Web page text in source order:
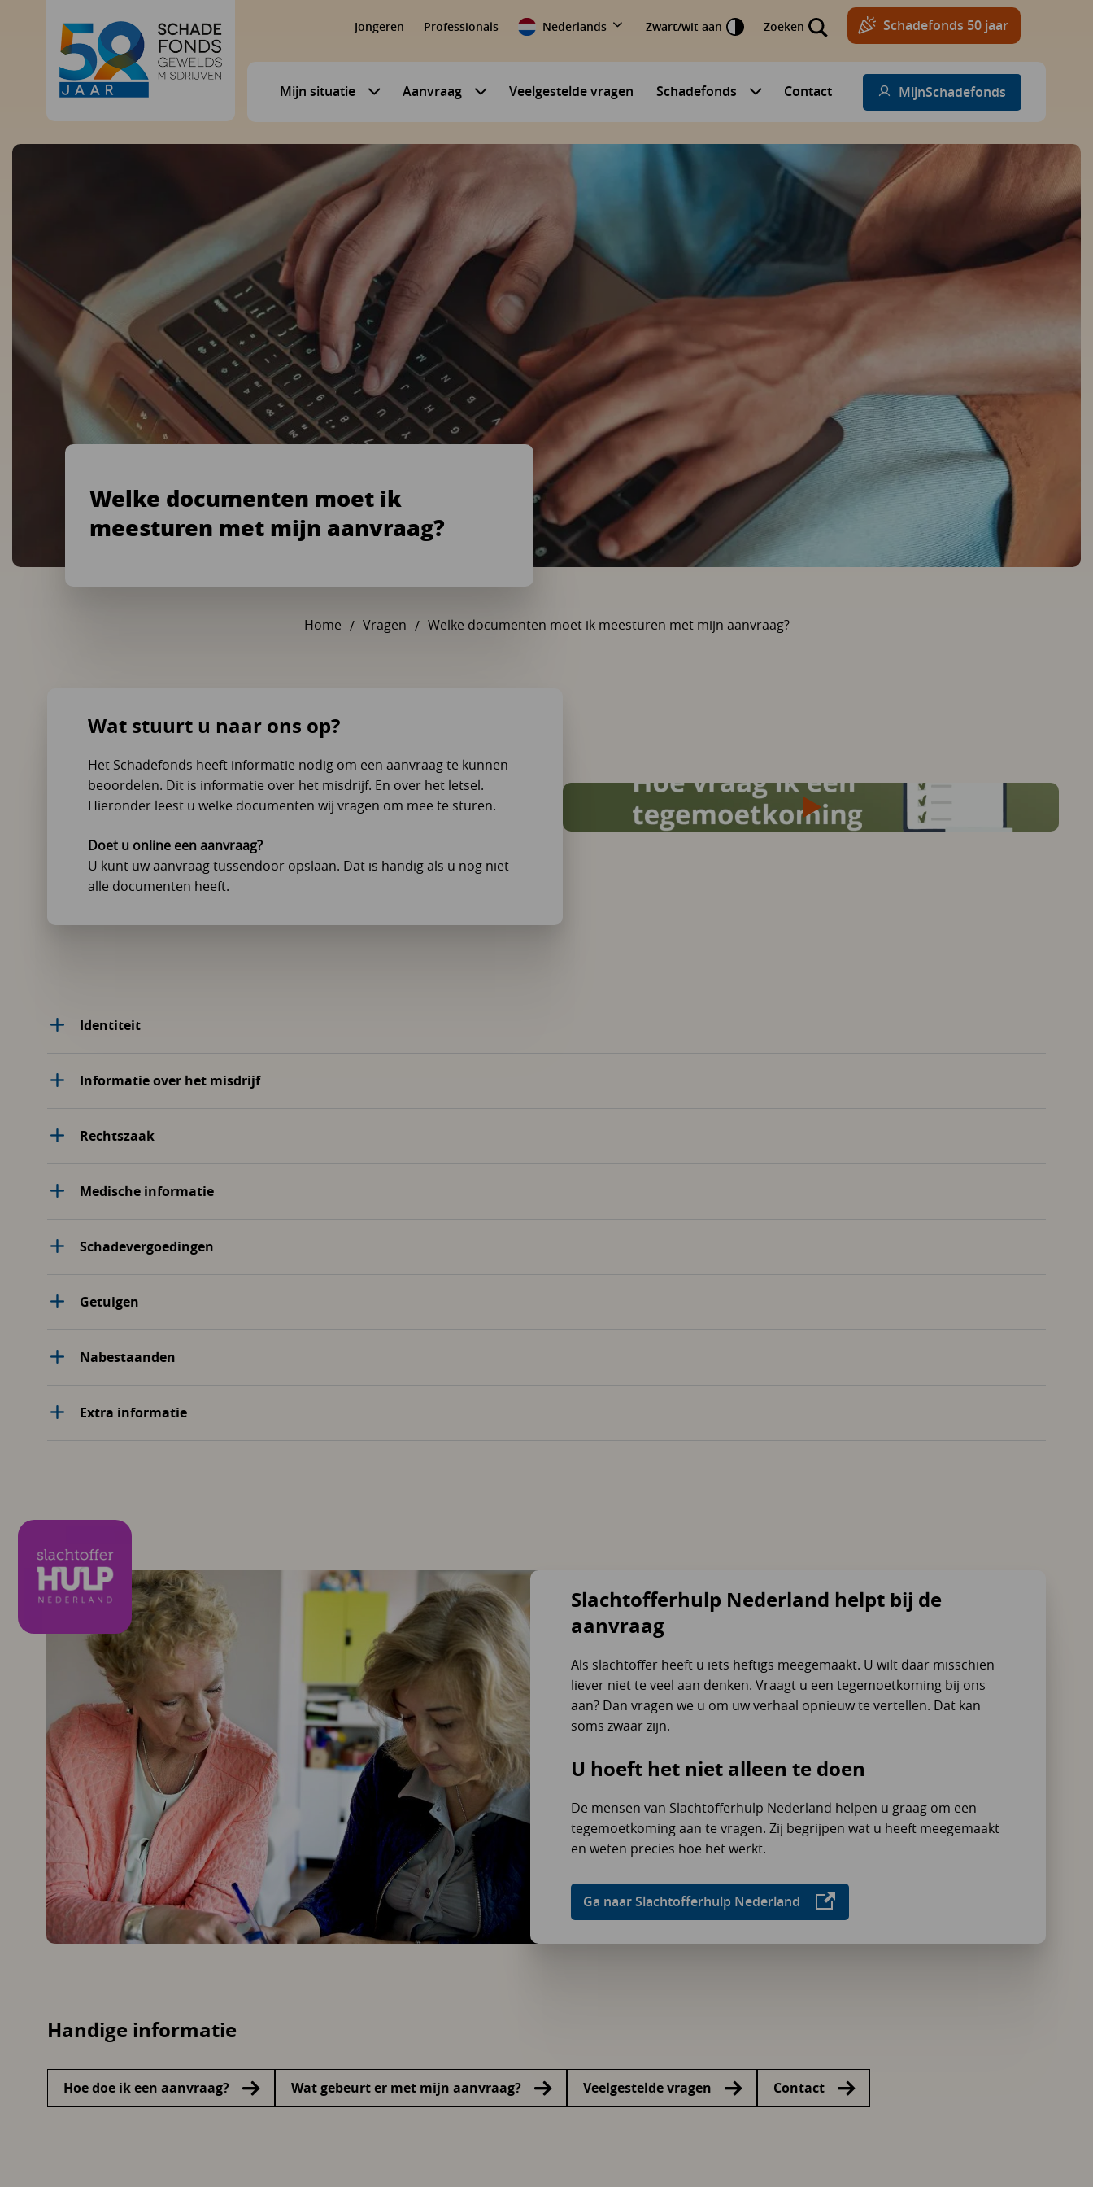
Jongeren Professionals Nederlands Zwart/wit aan Zoeken Schadefonds 50 jaar
Mijn situatie
Aanvraag
Veelgestelde vragen
Schadefonds
Submenu voor Schadefonds
Contact MijnSchadefonds
Welke documenten moet ik
meesturen met mijn aanvraag?
U bent hier:
Home Vragen Welke documenten moet ik meesturen met mijn aanvraag?
Wat stuurt u naar ons op?
Het Schadefonds heeft informatie nodig om een aanvraag te kunnen
beoordelen. Dit is informatie over het misdrijf. En over het letsel.
Hieronder leest u welke documenten wij vragen om mee te sturen.
Doet u online een aanvraag?
U kunt uw aanvraag tussendoor opslaan. Dat is handig als u nog niet
alle documenten heeft.
Identiteit
Informatie over het misdrijf
Rechtszaak
Medische informatie
Schadevergoedingen
Getuigen
Nabestaanden
Extra informatie
Slachtofferhulp Nederland helpt bij de
aanvraag
Als slachtoffer heeft u iets heftigs meegemaakt. U wilt daar misschien
liever niet te veel aan denken. Vraagt u een tegemoetkoming bij ons
aan? Dan vragen we u om uw verhaal opnieuw te vertellen. Dat kan
soms zwaar zijn.
U hoeft het niet alleen te doen
De mensen van Slachtofferhulp Nederland helpen u graag om een
tegemoetkoming aan te vragen. Zij begrijpen wat u heeft meegemaakt
en weten precies hoe het werkt.
Ga naar Slachtofferhulp Nederland
Handige informatie
Hoe doe ik een aanvraag? Wat gebeurt er met mijn aanvraag? Veelgestelde vragen Contact